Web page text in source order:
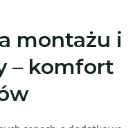
montażu i
– komfort